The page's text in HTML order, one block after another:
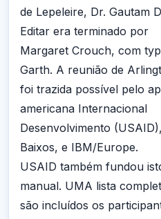
de Lepeleire, Dr. Gautam
Editar era terminado por
Margaret Crouch, com
Garth. A reunião de
foi trazida possível pelo
americana Internacional
Desenvolvimento
Baixos, e IBM/Europe.
USAID também fundou
manual. UMA lista
são incluídos os